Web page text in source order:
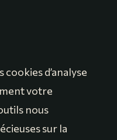
d’analyse
votre
nous
sur la